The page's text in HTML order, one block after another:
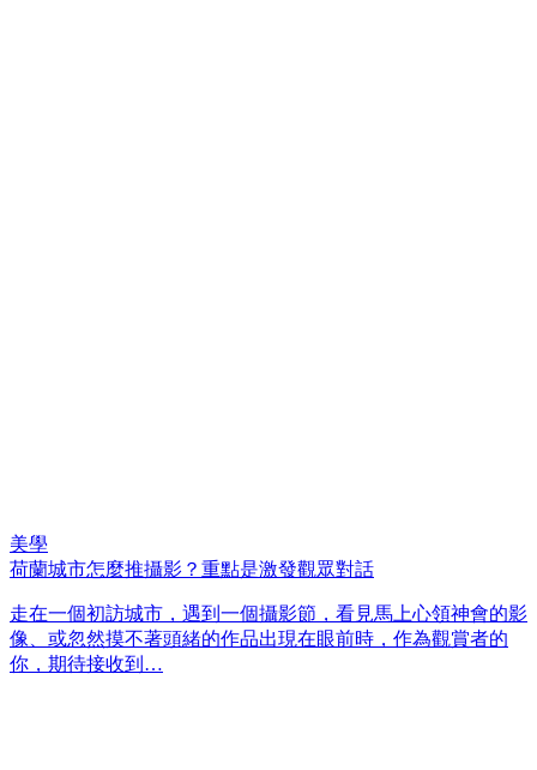
美學
荷蘭城市怎麼推攝影？重點是激發觀眾對話
走在一個初訪城市，遇到一個攝影節，看見馬上心領神會的影
像、或忽然摸不著頭緒的作品出現在眼前時，作為觀賞者的
你，期待接收到…